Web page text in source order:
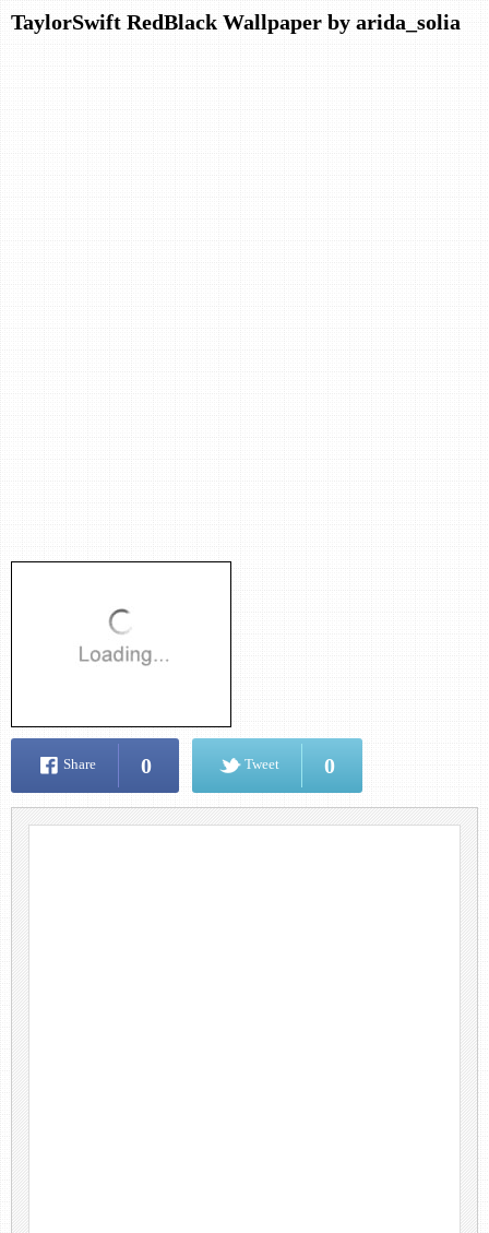
TaylorSwift RedBlack Wallpaper by arida_solia
Share 0 Tweet 0